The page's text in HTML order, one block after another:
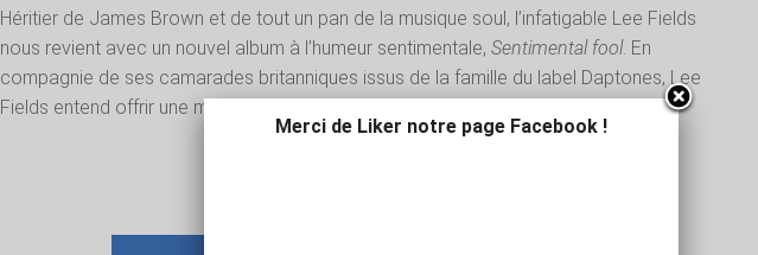
Héritier de James Brown et de tout un pan de la musique soul, l’infatigable Lee Fields
nous revient avec un nouvel album à l’humeur sentimentale,Sentimental fool. En
compagnie de ses camarades britanniques issus de la famille du label Daptones, Lee
Fields entend offrir une musique plus intime et plus incarnée que jamais.
Merci de Liker notre page Facebook !